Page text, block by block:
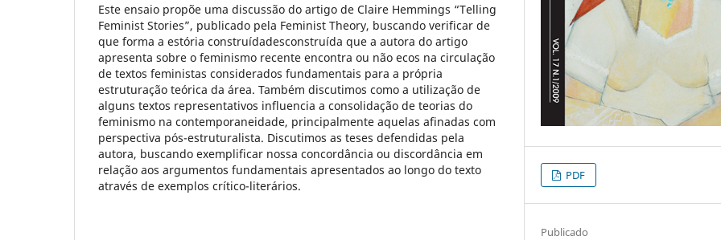
Este ensaio propõe uma discussão do artigo de Claire Hemmings “Telling
Feminist Stories”, publicado pela Feminist Theory, buscando verificar de
que forma a estória construídadesconstruída que a autora do artigo
apresenta sobre o feminismo recente encontra ou não ecos na circulação
de textos feministas considerados fundamentais para a própria
estruturação teórica da área. Também discutimos como a utilização de
alguns textos representativos influencia a consolidação de teorias do
feminismo na contemporaneidade, principalmente aquelas afinadas com
perspectiva pós-estruturalista. Discutimos as teses defendidas pela
autora, buscando exemplificar nossa concordância ou discordância em
relação aos argumentos fundamentais apresentados ao longo do texto
através de exemplos crítico-literários.
PDF
Publicado